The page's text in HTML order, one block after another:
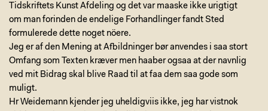
Tidskriftets Kunst Afdeling og det var maaske ikke urigtigt
om man forinden de endelige Forhandlinger fandt Sted
formulerede dette noget nöere.
Jeg er af den Mening at Afbildninger bør anvendes i saa stort
Omfang som Texten kræver men haaber ogsaa at der navnlig
ved mit Bidrag skal blive Raad til at faa dem saa gode som
muligt.
Hr Weidemann kjender jeg uheldigviis ikke, jeg har vistnok